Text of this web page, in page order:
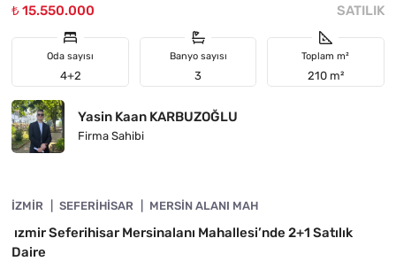
₺ 15.550.000
SATILIK
Oda sayısı
4+2
Banyo sayısı
3
Toplam m²
210 m²
Yasin Kaan KARBUZOĞLU
Firma Sahibi
ÖNE ÇIKAN
İZMIR SEFERIHISAR MERSIN ALANI MAH
ızmir Seferihisar Mersinalanı Mahallesi’nde 2+1 Satılık
Daire